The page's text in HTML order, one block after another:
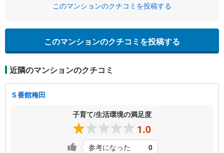
このマンションのクチコミを投稿する
このマンションのクチコミを投稿する
近隣のマンションのクチコミ
Ｓ番館梅田
子育て/生活環境の満足度
1.0
参考になった 0